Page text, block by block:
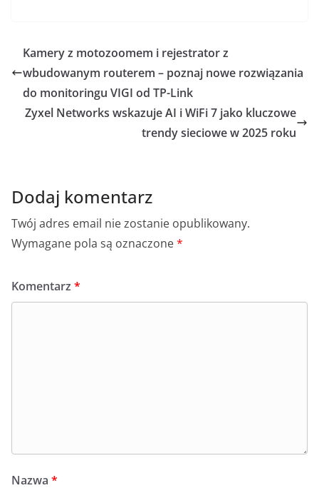
e
b
o
o
o
p
s
A
p
p
e
n
g
er
l e
Kamery z motozoomem i rejestrator z
wbudowanym routerem – poznaj nowe rozwiązania
do monitoringu VIGI od TP-Link
Zyxel Networks wskazuje AI i WiFi 7 jako kluczowe
trendy sieciowe w 2025 roku
Dodaj komentarz
Twój adres email nie zostanie opublikowany.
Wymagane pola są oznaczone*
Komentarz *
Nazwa *